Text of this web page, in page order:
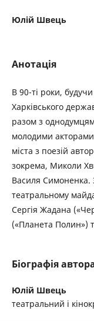
Юлій Швець
Анотація
В 90-ті роки,
Харківського
разом з
молодими
міста з поезій
зокрема, Миколи
Василя Симоненка.
театральному
Сергія Жадана
(«Планета Полин»)
Біографія
Юлій Швець
театральний і